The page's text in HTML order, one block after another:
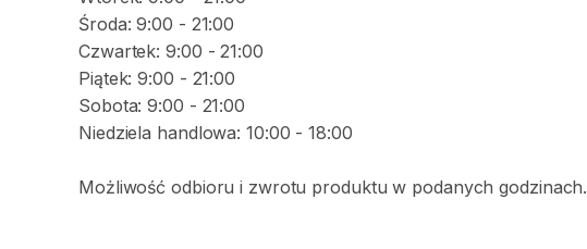
Środa: 9:00 - 21:00
Czwartek: 9:00 - 21:00
Piątek: 9:00 - 21:00
Sobota: 9:00 - 21:00
Niedziela handlowa: 10:00 - 18:00
Możliwość odbioru i zwrotu produktu w podanych godzinach.